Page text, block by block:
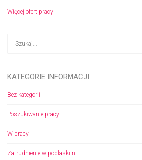
Więcej ofert pracy
KATEGORIE INFORMACJI
Bez kategorii
Poszukiwanie pracy
W pracy
Zatrudnienie w podlaskim